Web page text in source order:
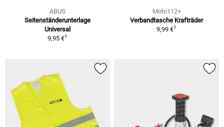
ABUS
Seitenständerunterlage
Universal
9,95 €1
Moto112+
Verbandtasche Krafträder
9,99 €1